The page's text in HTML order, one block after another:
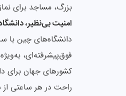
بزرگ، مساجد برای
امنیت بی‌نظیر،
دانشگاه‌های چین با
کشورهای جهان برای
راحت در هر ساعتی از